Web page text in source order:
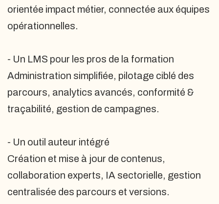
orientée impact métier, connectée aux équipes
opérationnelles.
- Un LMS pour les pros de la formation
Administration simplifiée, pilotage ciblé des
parcours, analytics avancés, conformité &
traçabilité, gestion de campagnes.
- Un outil auteur intégré
Création et mise à jour de contenus,
collaboration experts, IA sectorielle, gestion
centralisée des parcours et versions.